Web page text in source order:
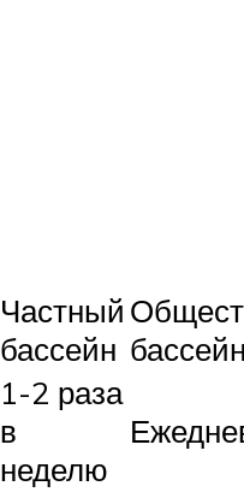
Частный
бассейн
1-2 раза
в
неделю